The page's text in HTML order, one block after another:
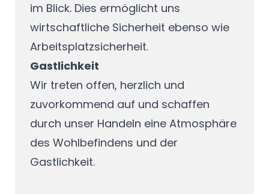
im Blick. Dies ermöglicht uns
wirtschaftliche Sicherheit ebenso wie
Arbeitsplatzsicherheit.
Gastlichkeit
Wir treten offen, herzlich und
zuvorkommend auf und schaffen
durch unser Handeln eine Atmosphäre
des Wohlbefindens und der
Gastlichkeit.